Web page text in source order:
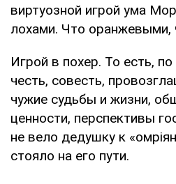
виртуозной игрой ума
лохами. Что оранжевыми,
Игрой в похер. То есть,
честь, совесть,
чужие судьбы и жизни,
ценности, перспективы
не вело дедушку к
стояло на его пути.